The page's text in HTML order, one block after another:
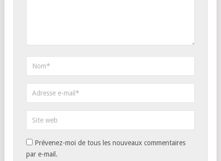
Prévenez-moi de tous les nouveaux commentaires
par e-mail.